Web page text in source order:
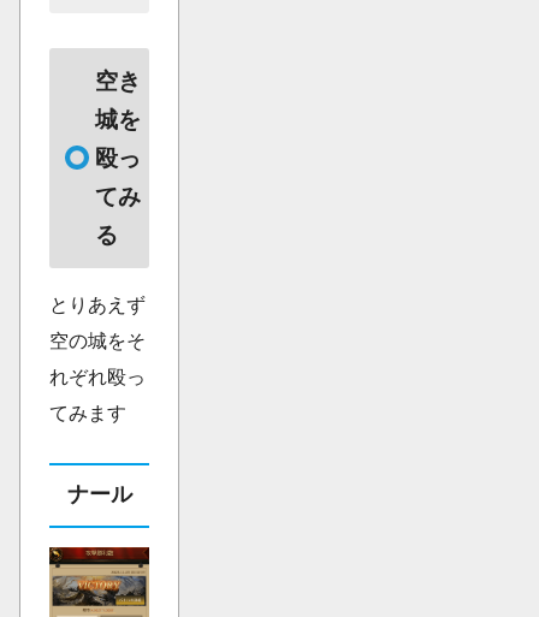
空き
城を
殴っ
てみ
る
とりあえず
空の城をそ
れぞれ殴っ
てみます
ナール